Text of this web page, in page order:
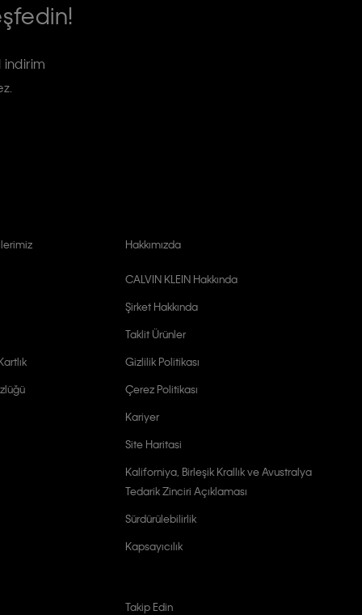
indirim
Hakkımızda
CALVIN KLEIN Hakkında
Şirket Hakkında
Taklit Ürünler
Gizlilik Politikası
Çerez Politikası
Kariyer
Site Haritasi
Kaliforniya, Birleşik Krallık ve Avustralya
Tedarik Zinciri Açıklaması
Sürdürülebilirlik
Kapsayıcılık
Takip Edin